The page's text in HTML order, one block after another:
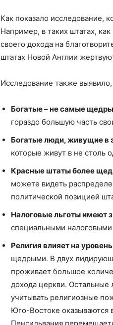
Как показало исследование,
Например, в таких штатах,
своего дохода на
штатах Новой Англии
Исследование также выявило,
Богатые – не самые
гораздо большую часть
Богатые люди, живущие в
которые живут в не столь
Красные штаты более
можете видеть
политической позицией
Налоговые льготы имеют
специальными
Религия влияет на
щедрыми. В двух
проживает большое
дохода церкви.
учитывать религиозные
Юго-Востоке оказываются